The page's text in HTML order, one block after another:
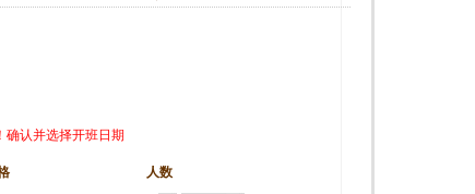
！确认并选择开班日期
人数